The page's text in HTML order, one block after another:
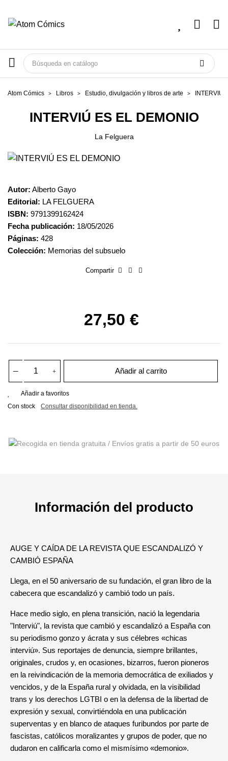
Atom Cómics Libros Estudio, divulgación y libros de arte INTERVIÚ
INTERVIÚ ES EL DEMONIO
La Felguera
Autor: Alberto Gayo
Editorial: LA FELGUERA
ISBN: 9791399162424
Fecha publicación: 18/05/2026
Páginas: 428
Colección: Memorias del subsuelo
Compartir
27,50 €
Añadir al carrito
Añadir a favoritos
Con stock
Consultar disponibilidad en tienda.
Información del producto
AUGE Y CAÍDA DE LA REVISTA QUE ESCANDALIZÓ Y
CAMBIÓ ESPAÑA
Llega, en el 50 aniversario de su fundación, el gran libro de la
cabecera que escandalizó y cambió todo un país.
Hace medio siglo, en plena transición, nació la legendaria
"Interviú", la revista que cambió y escandalizó a España con
su periodismo gonzo y ácrata y sus célebres «chicas
interviú». Sus reportajes de denuncia, siempre brillantes,
originales, crudos y, en ocasiones, bizarros, fueron pioneros
en la reivindicación de la memoria democrática de exiliados y
vencidos, y de la España rural y olvidada, en la visibilidad
trans y los derechos LGTBI o en la defensa de la libertad de
expresión y sexual, convirtiéndola en una publicación
superventas y en blanco de ataques furibundos por parte de
fascistas, católicos moralizantes y grupos de poder, que no
dudaron en calificarla como el mismísimo «demonio».